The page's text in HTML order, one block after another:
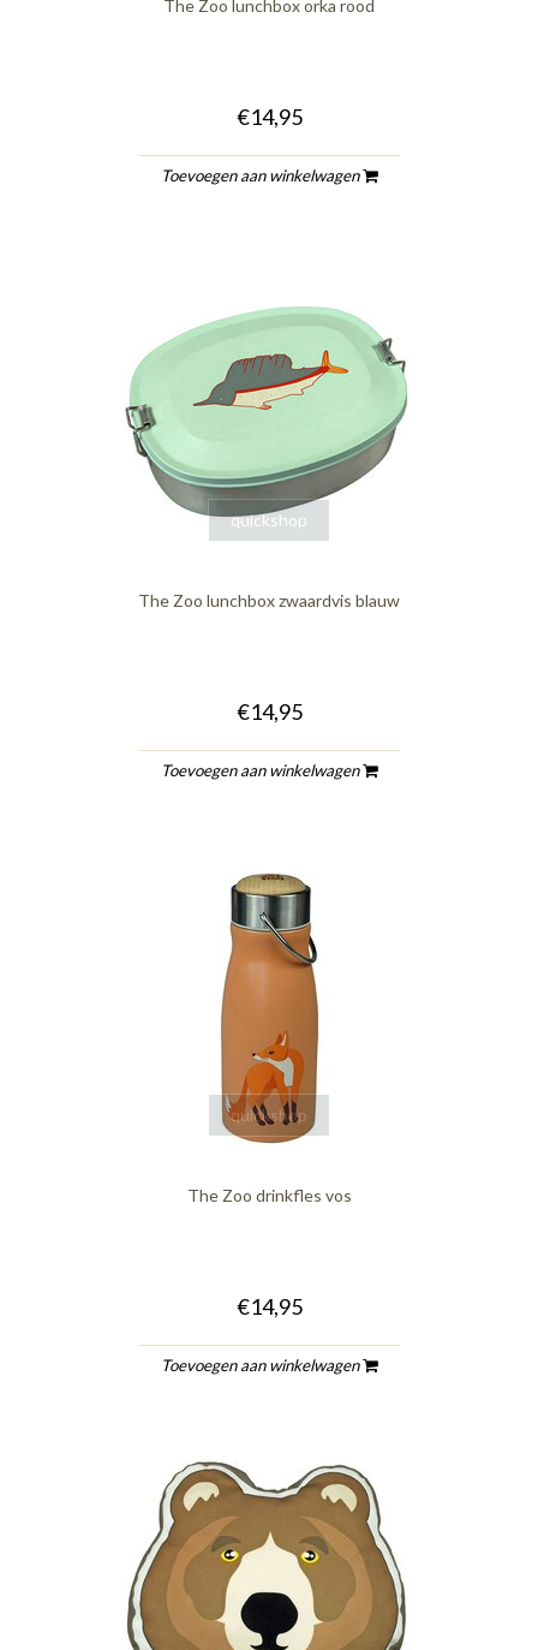
The Zoo lunchbox orka rood
€14,95
Toevoegen aan winkelwagen
quickshop
The Zoo lunchbox zwaardvis blauw
€14,95
Toevoegen aan winkelwagen
quickshop
The Zoo drinkfles vos
€14,95
Toevoegen aan winkelwagen